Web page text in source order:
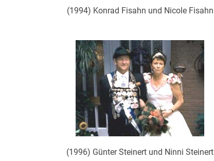
(1994) Konrad Fisahn und Nicole Fisahn
(1996) Günter Steinert und Ninni Steinert